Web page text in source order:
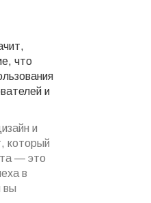
что
и
и
который
— это
в
вы